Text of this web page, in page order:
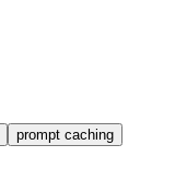
prompt caching